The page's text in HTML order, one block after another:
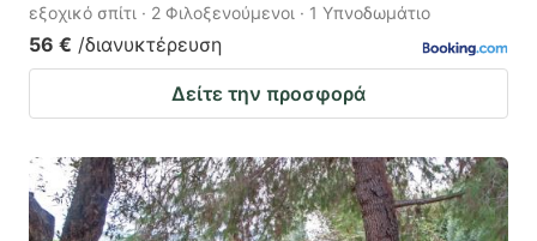
εξοχικό σπίτι · 2 Φιλοξενούμενοι · 1 Υπνοδωμάτιο
56 € /διανυκτέρευση
Δείτε την προσφορά